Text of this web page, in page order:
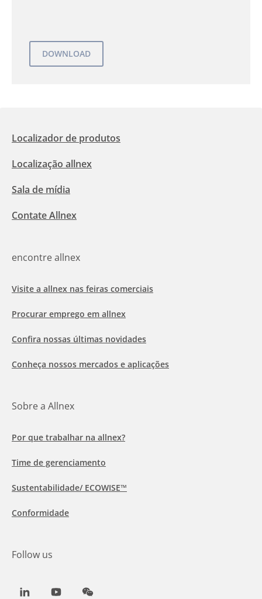
Localizador de produtos
Localização allnex
Sala de mídia
Contate Allnex
encontre allnex
Visite a allnex nas feiras comerciais
Procurar emprego em allnex
Confira nossas últimas novidades
Conheça nossos mercados e aplicações
Sobre a Allnex
Por que trabalhar na allnex?
Time de gerenciamento
Sustentabilidade/ ECOWISE™
Conformidade
Follow us